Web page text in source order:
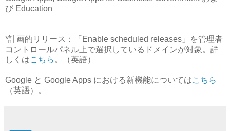
び Education
*計画的リリース：「Enable scheduled releases」を管理者
コントロールパネル上で選択しているドメインが対象。詳
しくはこちら 。（英語）
Google と Google Apps における新機能についてはこちら
（英語）。